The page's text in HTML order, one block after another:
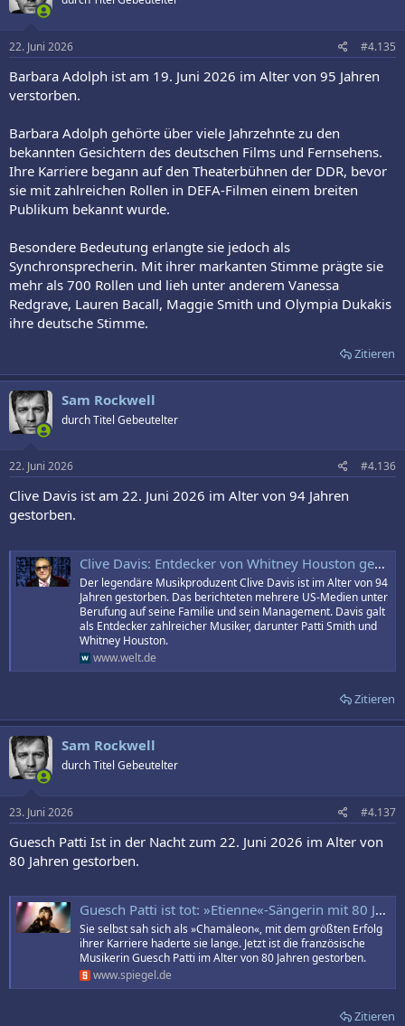
22. Juni 2026 #4.135
Barbara Adolph ist am 19. Juni 2026 im Alter von 95 Jahren
verstorben.
Barbara Adolph gehörte über viele Jahrzehnte zu den
bekannten Gesichtern des deutschen Films und Fernsehens.
Ihre Karriere begann auf den Theaterbühnen der DDR, bevor
sie mit zahlreichen Rollen in DEFA-Filmen einem breiten
Publikum bekannt wurde.
Besondere Bedeutung erlangte sie jedoch als
Synchronsprecherin. Mit ihrer markanten Stimme prägte sie
mehr als 700 Rollen und lieh unter anderem Vanessa
Redgrave, Lauren Bacall, Maggie Smith und Olympia Dukakis
ihre deutsche Stimme.
Zitieren
Sam Rockwell
durch Titel Gebeutelter
22. Juni 2026 #4.136
Clive Davis ist am 22. Juni 2026 im Alter von 94 Jahren
gestorben.
Clive Davis: Entdecker von Whitney Houston gestorben - WELT
Der legendäre Musikproduzent Clive Davis ist im Alter von 94
Jahren gestorben. Das berichteten mehrere US-Medien unter
Berufung auf seine Familie und sein Management. Davis galt
als Entdecker zahlreicher Musiker, darunter Patti Smith und
Whitney Houston.
www.welt.de
Zitieren
Sam Rockwell
durch Titel Gebeutelter
23. Juni 2026 #4.137
Guesch Patti Ist in der Nacht zum 22. Juni 2026 im Alter von
80 Jahren gestorben.
Guesch Patti ist tot: »Etienne«-Sängerin mit 80 Jahren gestorben
Sie selbst sah sich als »Chamäleon«, mit dem größten Erfolg
ihrer Karriere haderte sie lange. Jetzt ist die französische
Musikerin Guesch Patti im Alter von 80 Jahren gestorben.
www.spiegel.de
Zitieren